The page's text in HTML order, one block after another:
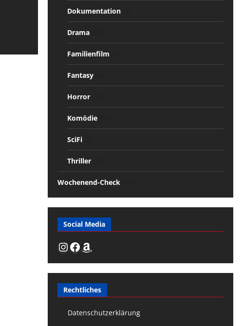
Dokumentation(9)
Drama(38)
Familienfilm
Fantasy(3)
Horror(17)
Komödie(18)
SciFi(7)
Thriller(11)
Wochenend-Check(25)
Social Media
Instagram
Facebook
Amazon
Rechtliches
Datenschutzerklärung